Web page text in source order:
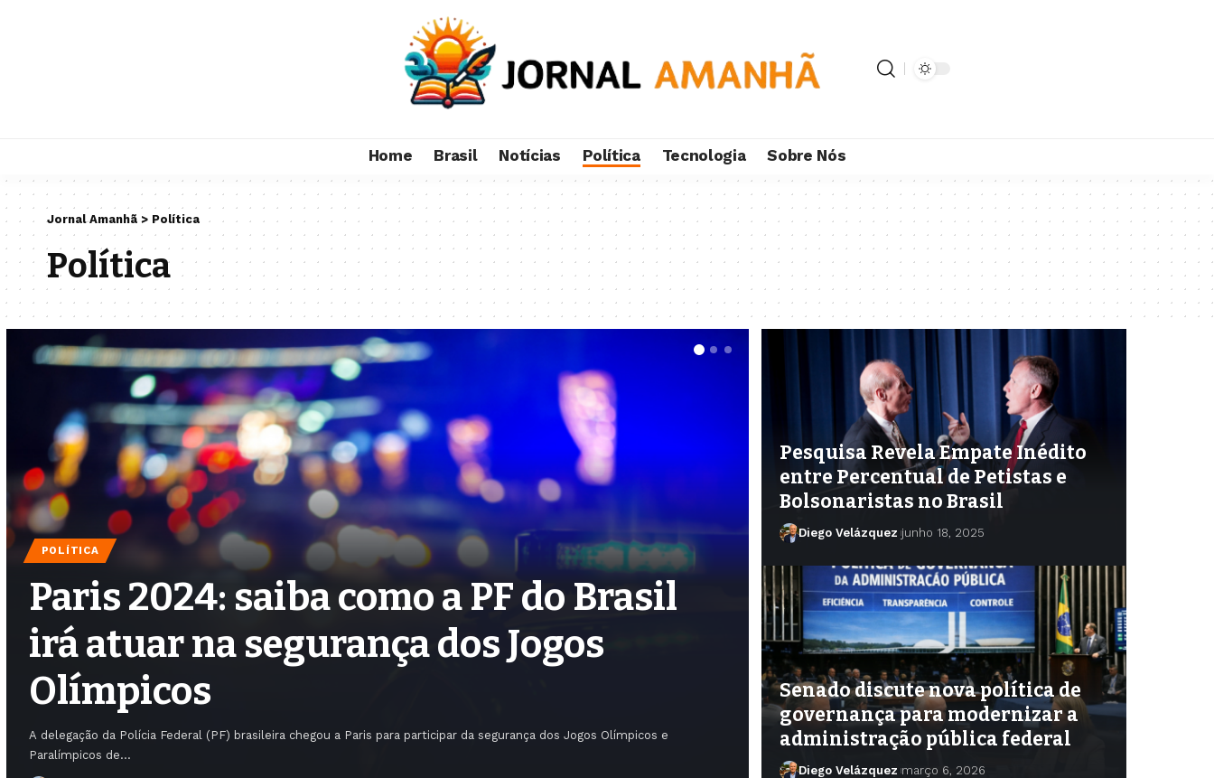
Home Brasil Notícias Política Tecnologia Sobre Nós
Jornal Amanhã > Política
Política
POLÍTICA
Paris 2024: saiba como a PF do Brasil
irá atuar na segurança dos Jogos
Olímpicos
A delegação da Polícia Federal (PF) brasileira chegou a Paris para participar da segurança dos Jogos Olímpicos e
Paralímpicos de…
Pesquisa Revela Empate Inédito
entre Percentual de Petistas e
Bolsonaristas no Brasil
Diego Velázquez junho 18, 2025
Senado discute nova política de
governança para modernizar a
administração pública federal
Diego Velázquez março 6, 2026